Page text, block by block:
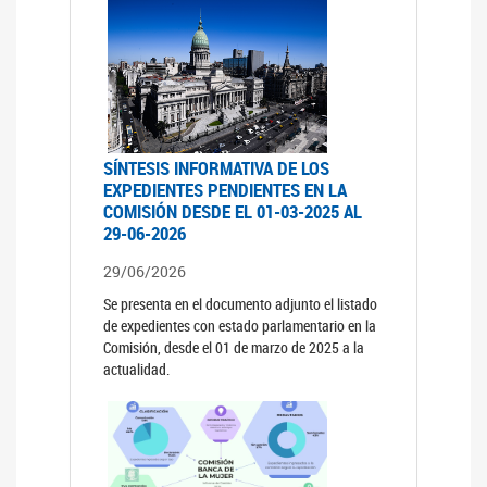
SÍNTESIS INFORMATIVA DE LOS
EXPEDIENTES PENDIENTES EN LA
COMISIÓN DESDE EL 01-03-2025 AL
29-06-2026
29/06/2026
Se presenta en el documento adjunto el listado
de expedientes con estado parlamentario en la
Comisión, desde el 01 de marzo de 2025 a la
actualidad.